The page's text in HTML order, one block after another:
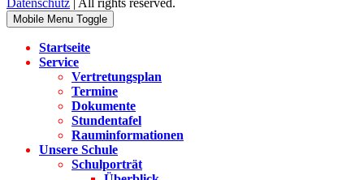
Mobile Menu Toggle
Startseite
Service
Vertretungsplan
Termine
Dokumente
Stundentafel
Rauminformationen
Unsere Schule
Schulporträt